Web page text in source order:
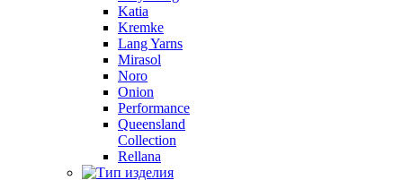
Katia
Kremke
Lang Yarns
Mirasol
Noro
Onion
Performance
Queensland
Collection
Rellana